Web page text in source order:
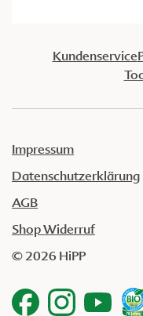
Kundenservice
Impressum
Datenschutzerklärung
AGB
Shop Widerruf
© 2026 HiPP